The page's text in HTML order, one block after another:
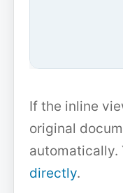
If the inline
original
automatically.
directly.